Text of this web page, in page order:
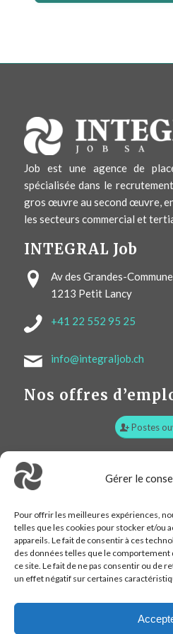
Gérer le
Pour offrir les meilleures expériences,
telles que les cookies pour stocker et/ou
appareils. Le fait de consentir à ces
des données telles que le comportement
ce site. Le fait de ne pas consentir ou de
un effet négatif sur certaines
Job est une agence de
spécialisée dans le
gros œuvre au second œuvre,
les secteurs commercial et
INTEGRAL Job
Av des Grandes-
1213 Petit Lancy
+41 22 552 95 25
info@integraljob.ch
Nos offres
Postes
Plan d’accès :